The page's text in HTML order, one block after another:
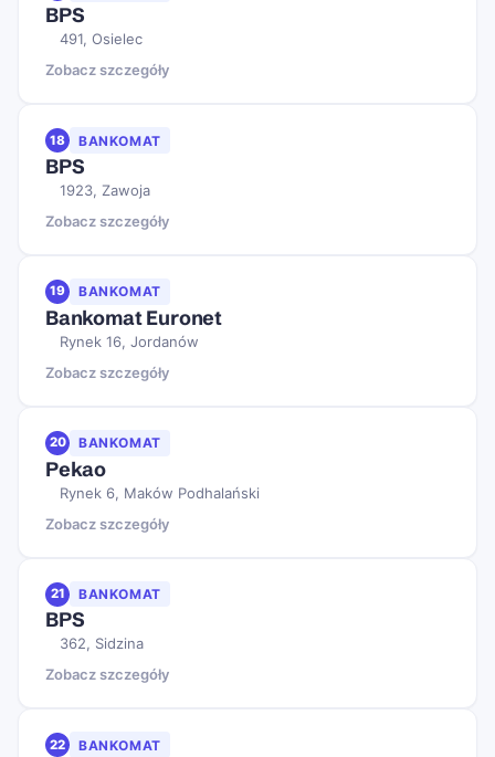
BPS
491, Osielec
Zobacz szczegóły
18 BANKOMAT
BPS
1923, Zawoja
Zobacz szczegóły
19 BANKOMAT
Bankomat Euronet
Rynek 16, Jordanów
Zobacz szczegóły
20 BANKOMAT
Pekao
Rynek 6, Maków Podhalański
Zobacz szczegóły
21 BANKOMAT
BPS
362, Sidzina
Zobacz szczegóły
22 BANKOMAT